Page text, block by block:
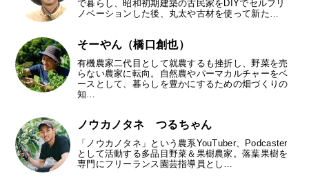
で暮らし、昭和初期建築の古民家をDIYでセルフリ
ノベーションした後、丸太や古材を使って新た…
そーやん（橋口創也）
有機農家二代目として就農するも挫折し、野菜を売
らない農家に転向。自然農やパーマカルチャーをベ
ースとして、暮らしを豊かにするための畑づくりの
知…
ノウカノタネ つるちゃん
「ノウカノタネ」という農系YouTuber、Podcaster
として活動する多品目野菜＆果樹農家。落葉果樹を
専門にフリーランス園芸指導員とし…